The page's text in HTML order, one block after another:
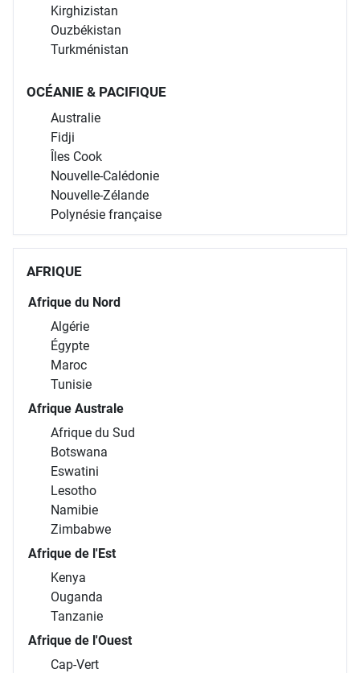
Kirghizistan
Ouzbékistan
Turkménistan
OCÉANIE & PACIFIQUE
Australie
Fidji
Îles Cook
Nouvelle-Calédonie
Nouvelle-Zélande
Polynésie française
AFRIQUE
Afrique du Nord
Algérie
Égypte
Maroc
Tunisie
Afrique Australe
Afrique du Sud
Botswana
Eswatini
Lesotho
Namibie
Zimbabwe
Afrique de l'Est
Kenya
Ouganda
Tanzanie
Afrique de l'Ouest
Cap-Vert